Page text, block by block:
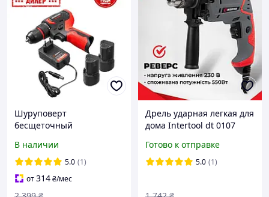
Шуруповерт
бесщеточный
INTERTOOL YLP WT-0322
Li-Ion, 12В
В наличии
5.0 (1)
от314₴/мес
Дрель ударная легкая для
дома Intertool dt 0107
ударная дрель с плавной
регулировкой YES
Готово к отправке
5.0 (1)